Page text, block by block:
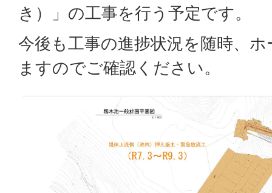
き）」の工事を行う予定です。
今後も工事の進捗状況を随時、
ますのでご確認ください。